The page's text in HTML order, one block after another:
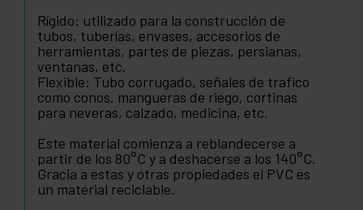
Rígido: utilizado para la construcción de
tubos, tuberías, envases, accesorios de
herramientas, partes de piezas, persianas,
ventanas, etc.
Flexible: Tubo corrugado, señales de trafico
como conos. mangueras de riego, cortinas
para neveras, calzado, medicina, etc.
Este material comienza a reblandecerse a
partir de los 80°C y a deshacerse a los 140°C.
Gracia a estas y otras propiedades el PVC es
un material reciclable.